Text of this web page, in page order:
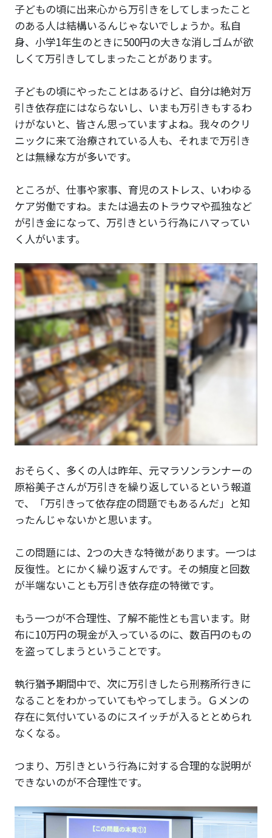
子どもの頃に出来心から万引きをしてしまったこと
のある人は結構いるんじゃないでしょうか。私自
身、小学1年生のときに500円の大きな消しゴムが欲
しくて万引きしてしまったことがあります。
子どもの頃にやったことはあるけど、自分は絶対万
引き依存症にはならないし、いまも万引きもするわ
けがないと、皆さん思っていますよね。我々のクリ
ニックに来て治療されている人も、それまで万引き
とは無縁な方が多いです。
ところが、仕事や家事、育児のストレス、いわゆる
ケア労働ですね。または過去のトラウマや孤独など
が引き金になって、万引きという行為にハマってい
く人がいます。
おそらく、多くの人は昨年、元マラソンランナーの
原裕美子さんが万引きを繰り返しているという報道
で、「万引きって依存症の問題でもあるんだ」と知
ったんじゃないかと思います。
この問題には、2つの大きな特徴があります。一つは
反復性。とにかく繰り返すんです。その頻度と回数
が半端ないことも万引き依存症の特徴です。
もう一つが不合理性、了解不能性とも言います。財
布に10万円の現金が入っているのに、数百円のもの
を盗ってしまうということです。
執行猶予期間中で、次に万引きしたら刑務所行きに
なることをわかっていてもやってしまう。Ｇメンの
存在に気付いているのにスイッチが入るととめられ
なくなる。
つまり、万引きという行為に対する合理的な説明が
できないのが不合理性です。